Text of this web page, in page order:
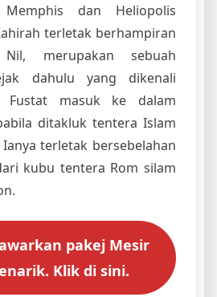
dan Heliopolis
terletak berhampiran
merupakan sebuah
dahulu yang dikenali
Fustat masuk ke dalam
ditakluk tentera Islam
terletak bersebelahan
kubu tentera Rom silam
pakej Mesir
Klik di sini.